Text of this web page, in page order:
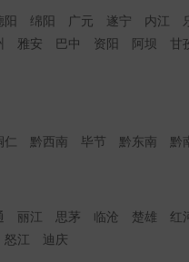
阳 绵阳 广元 遂宁 内江
雅安 巴中 资阳 阿坝
甘
仁 黔西南 毕节 黔东南 黔
丽江 思茅 临沧 楚雄
红
怒江 迪庆